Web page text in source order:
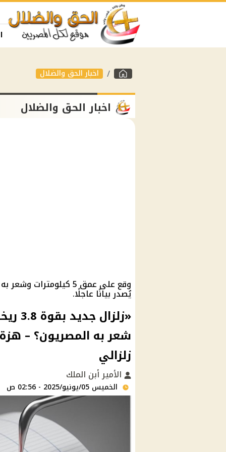
اخبار الحق والضلال
اخبار الحق والضلال
وقع على عمق 5
يُصدر بيانًا عاجلًا.
شعر به المصريون؟ –
زلزالي
الأمير أبن الملك
الخميس 05/يونيو/2025 - 02:56 ص